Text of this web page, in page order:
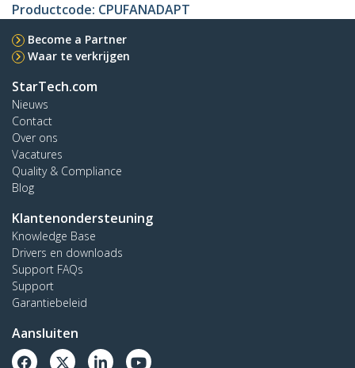
Productcode: CPUFANADAPT
Become a Partner
Waar te verkrijgen
StarTech.com
Nieuws
Contact
Over ons
Vacatures
Quality & Compliance
Blog
Klantenondersteuning
Knowledge Base
Drivers en downloads
Support FAQs
Support
Garantiebeleid
Aansluiten